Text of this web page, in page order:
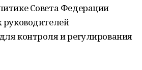
Совета Федерации
руководителей
контроля и регулирования